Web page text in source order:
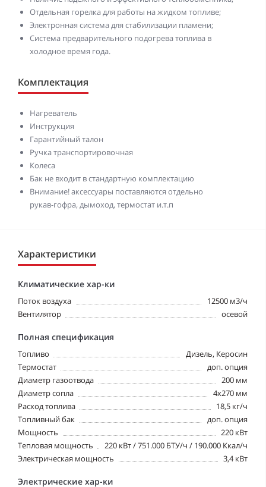
Отдельная горелка для работы на жидком топливе;
Электронная система для стабилизации пламени;
Система предварительного подогрева топлива в
холодное время года.
Комплектация
Нагреватель
Инструкция
Гарантийный талон
Ручка транспортировочная
Колеса
Бак не входит в стандартную комплектацию
Внимание! аксессуары поставляются отдельно
рукав-гофра, дымоход, термостат и.т.п
Характеристики
Климатические хар-ки
Поток воздуха
12500 м3/ч
Вентилятор
oсевой
Полная спецификация
Топливо
Дизель, Керосин
Tермостат
доп. опция
Диаметр газоотвода
200 мм
Диаметр сопла
4х270 мм
Расход топлива
18,5 кг/ч
Топливный бак
доп. опция
Мощность
220 кВт
Тепловая мощность
220 кВт / 751.000 БТУ/ч / 190.000 Ккал/ч
Электрическая мощность
3,4 кВт
Электрические хар-ки